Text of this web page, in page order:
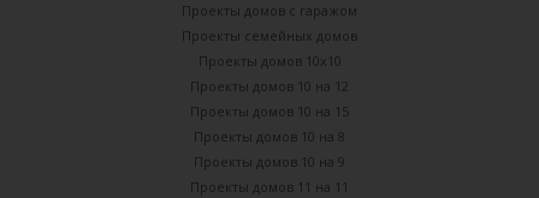
Проекты домов с гаражом
Проекты семейных домов
Проекты домов 10х10
Проекты домов 10 на 12
Проекты домов 10 на 15
Проекты домов 10 на 8
Проекты домов 10 на 9
Проекты домов 11 на 11